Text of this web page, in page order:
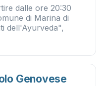
dalle ore 20:30
di Marina di
dell'Ayurveda",
Genovese